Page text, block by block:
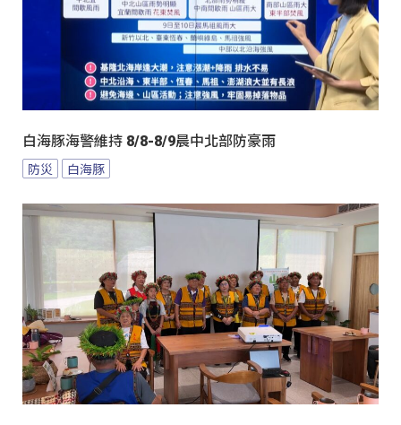
白海豚海警維持 8/8-8/9晨中北部防豪雨
防災 白海豚